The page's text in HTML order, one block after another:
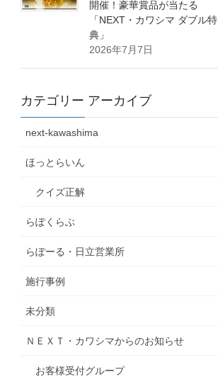
開催！豪華賞品が当たる
「NEXT・カワシマ ダブル特
典」
2026年7月7日
カテゴリー アーカイブ
next-kawashima
ほっとらいん
クイズ正解
らぽくらぶ
らぽーる・日立営業所
施行事例
未分類
ＮＥＸＴ・カワシマからのお知らせ
お客様受付グループ